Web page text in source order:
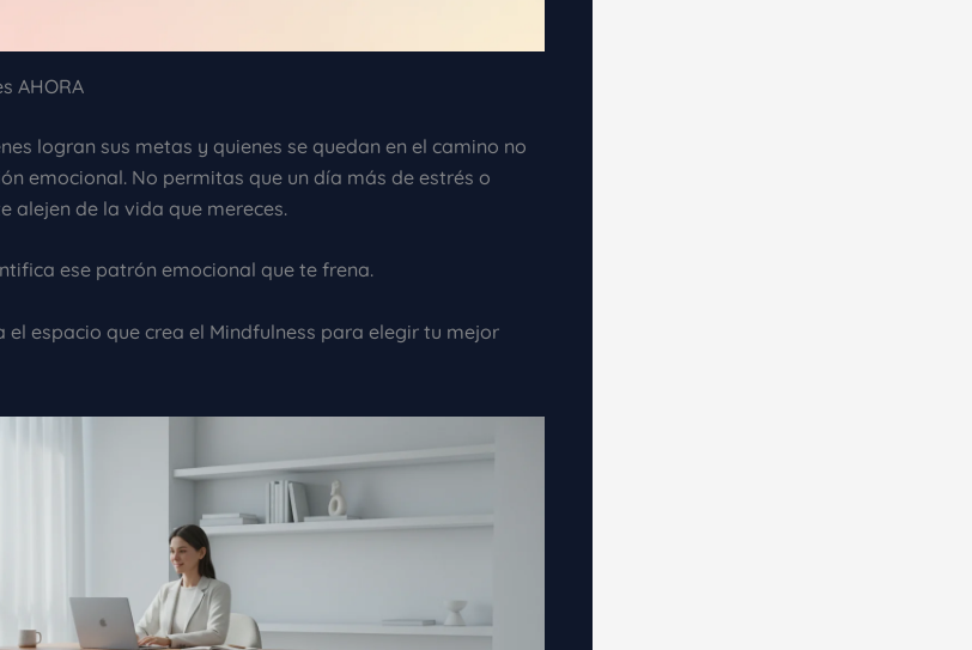
AHORA
logran sus metas y quienes se quedan en el camino no
emocional. No permitas que un día más de estrés o
alejen de la vida que mereces.
ese patrón emocional que te frena.
el espacio que crea el Mindfulness para elegir tu mejor